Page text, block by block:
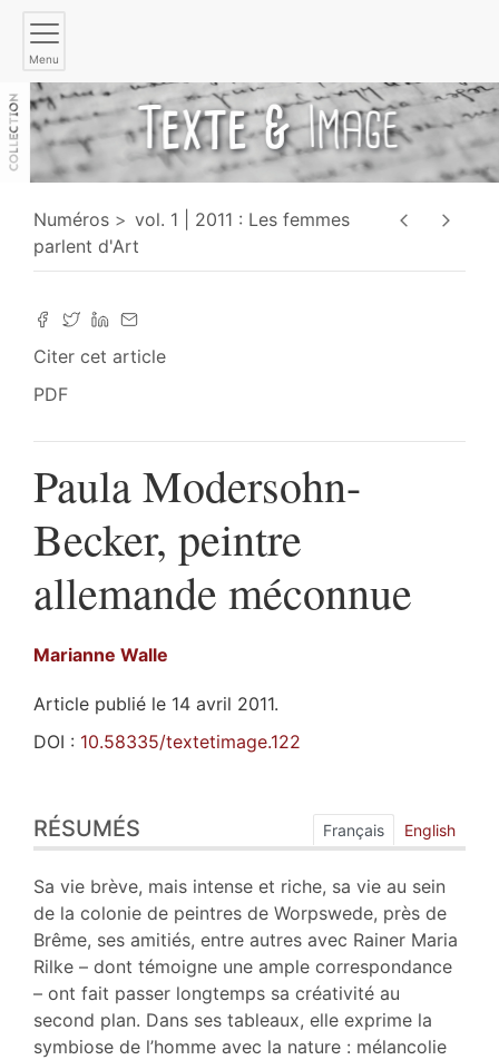
Menu
Numéros
vol. 1 | 2011 : Les femmes
parlent d'Art
Citer cet article
PDF
Paula Modersohn-
Becker, peintre
allemande méconnue
Marianne Walle
Article publié le 14 avril 2011.
DOI : 10.58335/textetimage.122
Index
Plan
Texte
Notes
Citer cet article
Auteur
RÉSUMÉS Français English
Sa vie brève, mais intense et riche, sa vie au sein
de la colonie de peintres de Worpswede, près de
Brême, ses amitiés, entre autres avec Rainer Maria
Rilke – dont témoigne une ample correspondance
– ont fait passer longtemps sa créativité au
second plan. Dans ses tableaux, elle exprime la
symbiose de l’homme avec la nature : mélancolie